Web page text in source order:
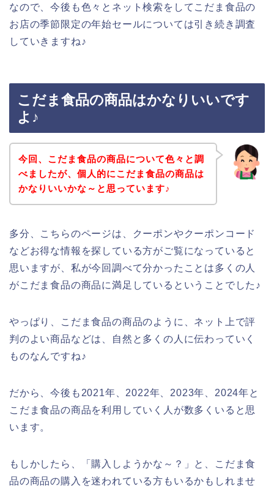
なので、今後も色々とネット検索をしてこだま食品の
お店の季節限定の年始セールについては引き続き調査
していきますね♪
こだま食品の商品はかなりいいです
よ♪
今回、こだま食品の商品について色々と調
べましたが、個人的にこだま食品の商品は
かなりいいかな～と思っています♪
多分、こちらのページは、クーポンやクーポンコード
などお得な情報を探している方がご覧になっていると
思いますが、私が今回調べて分かったことは多くの人
がこだま食品の商品に満足しているということでした♪
やっぱり、こだま食品の商品のように、ネット上で評
判のよい商品などは、自然と多くの人に伝わっていく
ものなんですね♪
だから、今後も2021年、2022年、2023年、2024年と
こだま食品の商品を利用していく人が数多くいると思
います。
もしかしたら、「購入しようかな～？」と、こだま食
品の商品の購入を迷われている方もいるかもしれませ